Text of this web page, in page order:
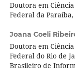
Doutora em
Federal da
Joana Coeli
Doutora em
Federal do Rio de
Brasileiro de